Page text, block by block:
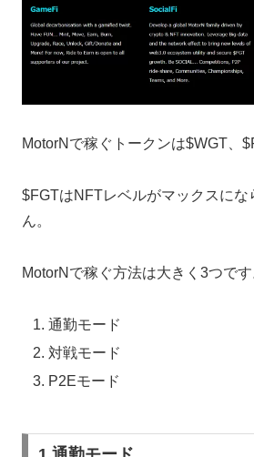
MotorNで稼ぐトークンは$WGT、
$FGTはNFTレベルがマックスにな
ん。
MotorNで稼ぐ方法は大きく3つです
通勤モード
対戦モード
P2Eモード